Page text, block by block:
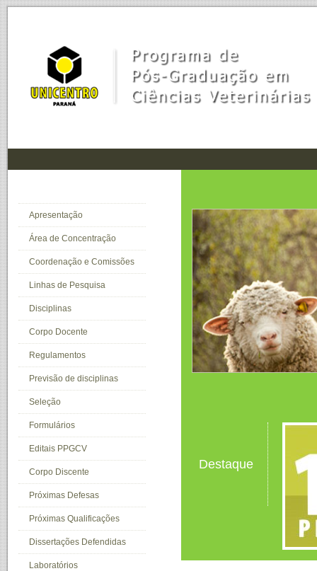
Apresentação
Área de Concentração
Coordenação e Comissões
Linhas de Pesquisa
Disciplinas
Corpo Docente
Regulamentos
Previsão de disciplinas
Seleção
Formulários
Editais PPGCV
Corpo Discente
Próximas Defesas
Próximas Qualificações
Dissertações Defendidas
Laboratórios
Destaque